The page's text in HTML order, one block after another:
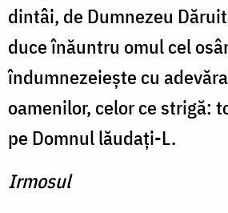
dintâi, de Dumnezeu
duce înăuntru omul cel
îndumnezeieşte cu
oamenilor, celor ce strigă:
pe Domnul lăudaţi-L.
Irmosul